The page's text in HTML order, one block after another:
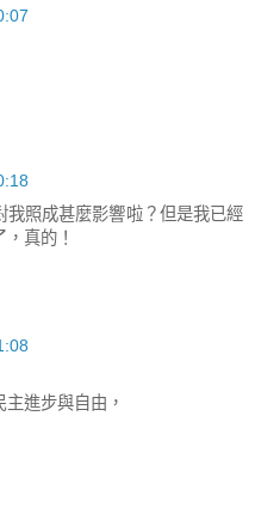
我照成甚麼影響啦？但是我已經
真的！
進步與自由，